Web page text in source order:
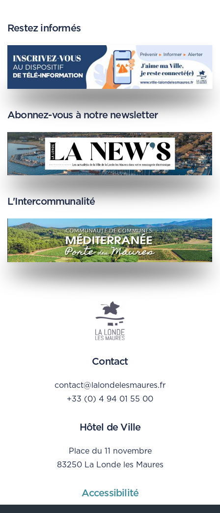
Restez informés
Abonnez-vous à notre newsletter
L'Intercommunalité
Hôtel de Ville
Place du 11 novembre
83250 La Londe les Maures
Contact
contact@lalondelesmaures.fr
+33 (0) 4 94 01 55 00
Accessibilité